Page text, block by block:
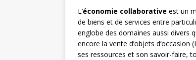
L’économie collaborative est un
de biens et de services entre
englobe des domaines aussi divers
encore la vente d’objets
ses ressources et son savoir-faire,